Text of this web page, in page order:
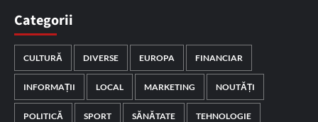
Categorii
CULTURĂ DIVERSE EUROPA FINANCIAR
INFORMAȚII LOCAL MARKETING NOUTĂȚI
POLITICĂ SPORT SĂNĂTATE TEHNOLOGIE